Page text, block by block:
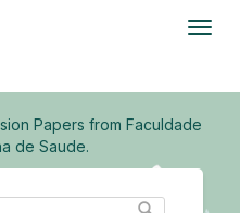
Papers from Faculdade
de Saude.